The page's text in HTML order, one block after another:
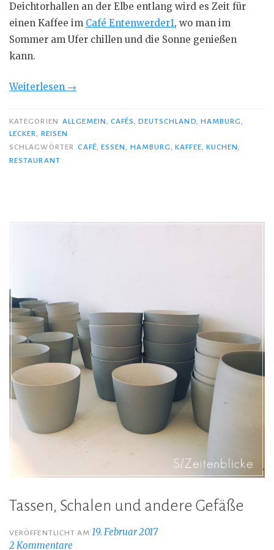
Deichtorhallen an der Elbe entlang wird es Zeit für
einen Kaffee im Café Entenwerder1, wo man im
Sommer am Ufer chillen und die Sonne genießen
kann.
Weiterlesen „Kaffeepause
Wasser“
→
KATEGORIEN ALLGEMEIN,CAFÉS, DEUTSCHLAND, HAMBURG,
LECKER, REISEN
SCHLAGWÖRTER CAFÉ, ESSEN, HAMBURG,KAFFEE, KUCHEN,
RESTAURANT
Tassen, Schalen und andere Gefäße
VERÖFFENTLICHT AM19. Februar 2017
2 Kommentare